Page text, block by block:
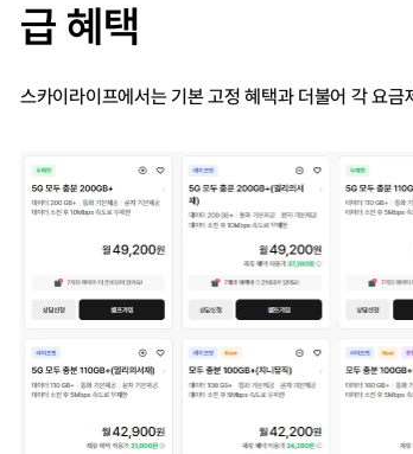
급 혜택
스카이라이프에서는 기본 고정 혜택과 더불어 각 요